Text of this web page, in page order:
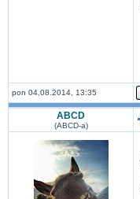
pon 04.08.2014, 13:35
ABCD
(ABCD-a)